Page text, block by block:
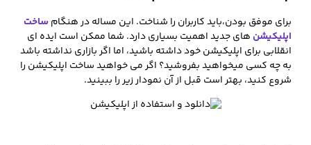
برای موفق بودن،‌باید کاربران را شناخت. این مساله در هنگام ساخت
اپلیکیشن های جدید اهمیت بسیاری دارد. شما ممکن است ایده ای
انقلابی برای اپلیکیشن خود داشته باشید، اما اگر بازاری نداشته باشد
به چه کسی میخواهید بفروشید؟ اگر می خواهید ساخت اپلیکیشن را
شروع کنید، بهتر است قبل از آن نمودار زیر را ببینید.